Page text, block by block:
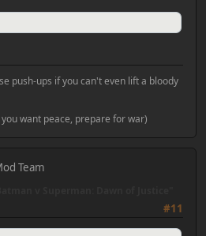
push-ups if you can't even lift a bloody
want peace, prepare for war)
Team
#11